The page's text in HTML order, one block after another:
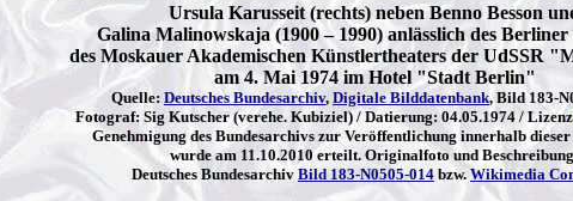
Ursula Karusseit (rechts) neben Benno Besson
Galina Malinowskaja (1900 – 1990) anlässlich des Berliner
des Moskauer Akademischen Künstlertheaters der UdSSR
am 4. Mai 1974 im Hotel "Stadt Berlin"
Quelle: Deutsches Bundesarchiv, Digitale Bilddatenbank, Bild 183-
Fotograf: Sig Kutscher (verehe. Kubiziel) / Datierung: 04.05.1974 / Lizenz
Genehmigung des Bundesarchivs zur Veröffentlichung innerhalb dieser
wurde am 11.10.2010 erteilt. Originalfoto und
Deutsches Bundesarchiv Bild 183-N0505-014 bzw. Wikimedia